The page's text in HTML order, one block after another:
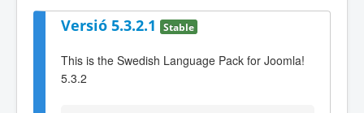
Versió 5.3.2.1 Stable
This is the Swedish Language Pack for Joomla!
5.3.2